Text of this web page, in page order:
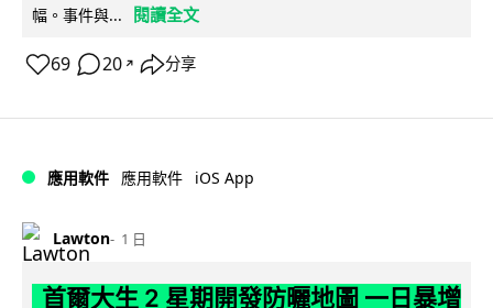
幅。事件與...
閱讀全文
69 20 ↗ 分享
應用軟件 應用軟件 iOS App
Lawton 1 日
首爾大生 2 星期開發防曬地圖 一日暴增